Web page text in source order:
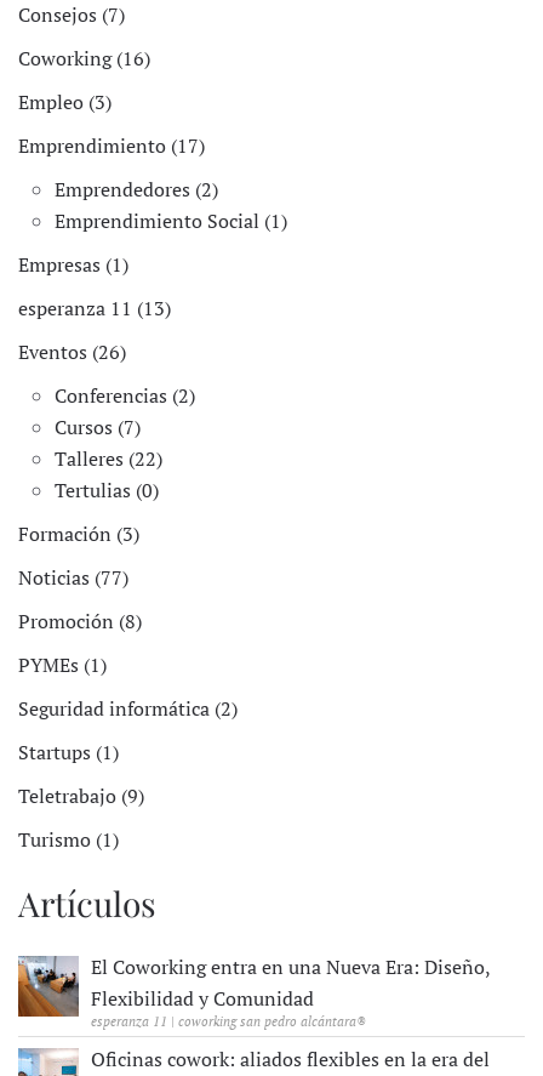
Consejos (7)
Coworking (16)
Empleo (3)
Emprendimiento (17)
Emprendedores (2)
Emprendimiento Social (1)
Empresas (1)
esperanza 11 (13)
Eventos (26)
Conferencias (2)
Cursos (7)
Talleres (22)
Tertulias (0)
Formación (3)
Noticias (77)
Promoción (8)
PYMEs (1)
Seguridad informática (2)
Startups (1)
Teletrabajo (9)
Turismo (1)
Artículos
El Coworking entra en una Nueva Era: Diseño,
Flexibilidad y Comunidad
esperanza 11 | coworking san pedro alcántara®
Oficinas cowork: aliados flexibles en la era del